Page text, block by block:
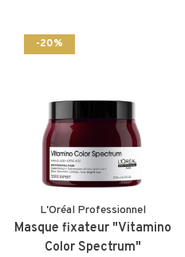
-20%
L'Oréal Professionnel
Masque fixateur "Vitamino
Color Spectrum"